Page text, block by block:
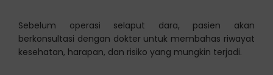
Sebelum operasi selaput dara, pasien akan
berkonsultasi dengan dokter untuk membahas riwayat
kesehatan, harapan, dan risiko yang mungkin terjadi.